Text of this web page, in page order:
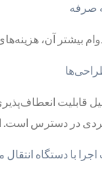
صرفه
بیشتر آن،
قابلیت
در دسترس است.
با دستگاه انتقال